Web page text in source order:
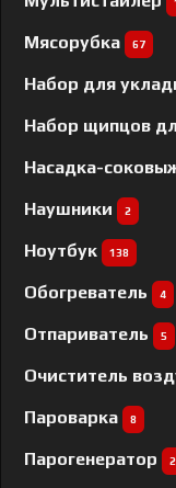
1
Мясорубка 67
Набор для
Набор щипцов
Насадка-
Наушники 2
Ноутбук 138
Обогреватель 4
Отпариватель 5
Очиститель
Пароварка 8
Парогенератор